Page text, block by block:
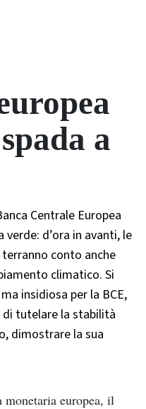
a
Centrale Europea
verde: d’ora in avanti, le
conto anche
climatico. Si
insidiosa per la BCE,
di tutelare la stabilità
dimostrare la sua
europea, il